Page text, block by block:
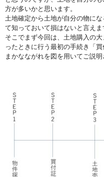
方が多いかと思います。
土地確定から土地が自分の物に
て知っておいて損はないと言えま
そこでまず今回は、土地購入の
ったときに行う最初の手続き「
まかなながれを図を用いてご説明